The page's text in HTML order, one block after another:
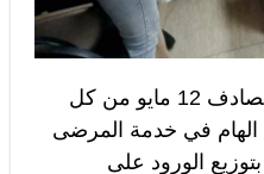
شفا – د. وسيم وني ، احتفاءً باليوم العالمي للتمريض، الذي يصادف 12 مايو من كل
في خدمة المرضى
الورود على